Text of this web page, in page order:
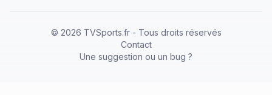
© 2026 TVSports.fr - Tous droits réservés
Contact
Une suggestion ou un bug ?